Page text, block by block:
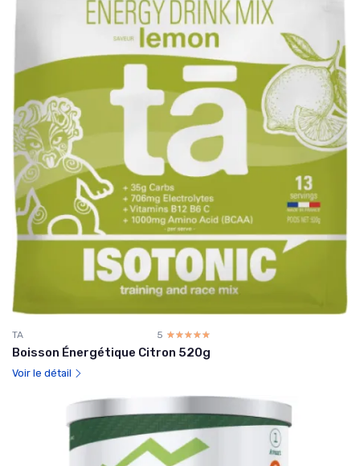
TA 5 ☆☆☆☆☆
★★★★★
Boisson Énergétique Citron 520g
Voir le détail